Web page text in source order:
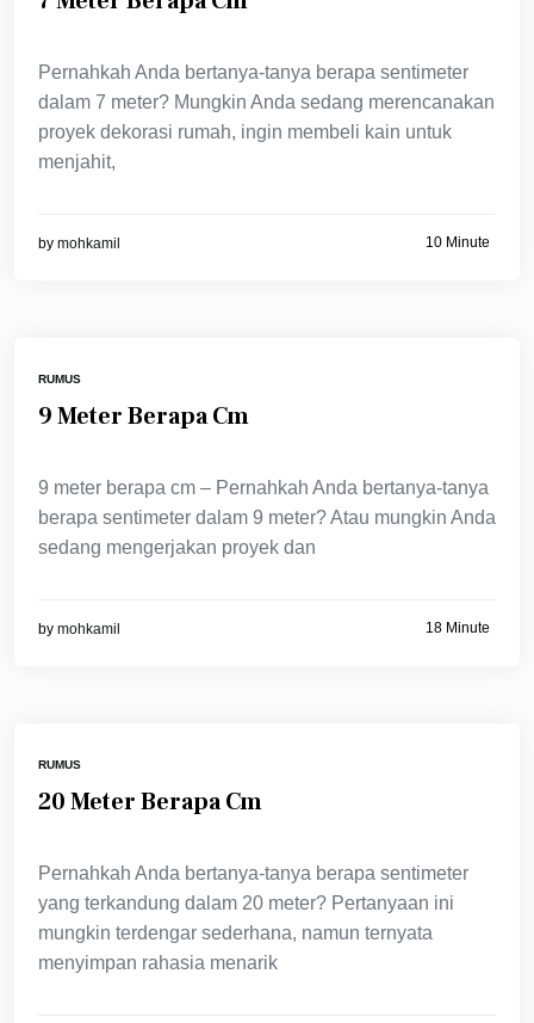
Pernahkah Anda bertanya-tanya berapa sentimeter
dalam 7 meter? Mungkin Anda sedang merencanakan
proyek dekorasi rumah, ingin membeli kain untuk
menjahit,
by mohkamil 10 Minute
RUMUS
9 Meter Berapa Cm
9 meter berapa cm – Pernahkah Anda bertanya-tanya
berapa sentimeter dalam 9 meter? Atau mungkin Anda
sedang mengerjakan proyek dan
by mohkamil 18 Minute
RUMUS
20 Meter Berapa Cm
Pernahkah Anda bertanya-tanya berapa sentimeter
yang terkandung dalam 20 meter? Pertanyaan ini
mungkin terdengar sederhana, namun ternyata
menyimpan rahasia menarik